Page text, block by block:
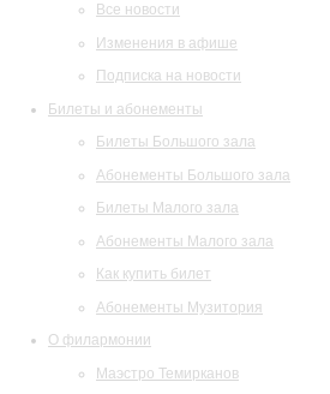
Все новости
Изменения в афише
Подписка на новости
Билеты и абонементы
Билеты Большого зала
Абонементы Большого зала
Билеты Малого зала
Абонементы Малого зала
Как купить билет
Абонементы Музитория
О филармонии
Маэстро Темирканов